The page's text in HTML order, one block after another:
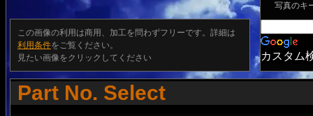
この画像の利用は商用、加工を問わずフリーです。詳細は
利用条件をご覧ください。
見たい画像をクリックしてください
写真のキ
カスタム
Part No. Select